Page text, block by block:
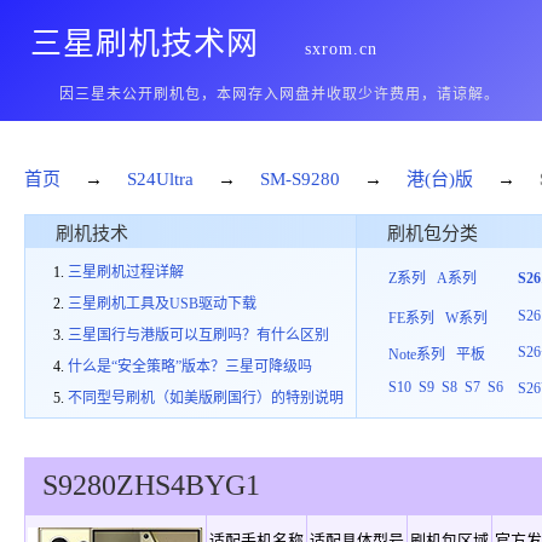
三星刷机技术网 sxrom.cn
因三星未公开刷机包，本网存入网盘并收取少许费用，请谅解。
首页 → S24Ultra → SM-S9280 → 港(台)版 →
刷机技术
三星刷机过程详解
三星刷机工具及USB驱动下载
三星国行与港版可以互刷吗？有什么区别
什么是“安全策略”版本？三星可降级吗
不同型号刷机（如美版刷国行）的特别说明
刷机包分类
Z系列 A系列
FE系列 W系列
Note系列
平板
S10 S9 S8 S7 S6
S26
S9280ZHS4BYG1